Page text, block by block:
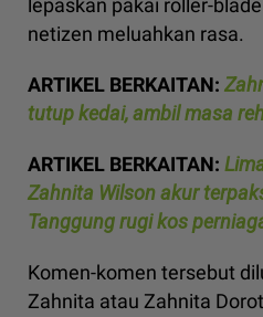
lepaskan pakai roller-
netizen meluahkan rasa.
ARTIKEL BERKAITAN:
tutup kedai, ambil masa
ARTIKEL BERKAITAN:
Zahnita Wilson akur
Tanggung rugi kos
Komen-komen tersebut
Zahnita atau Zahnita